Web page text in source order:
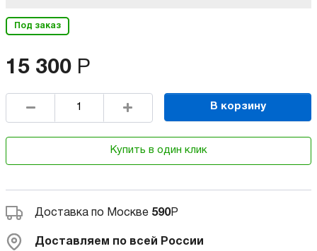
Под заказ
15 300 Р
В корзину
Купить в один клик
Доставка по Москве 590Р
Доставляем по всей России